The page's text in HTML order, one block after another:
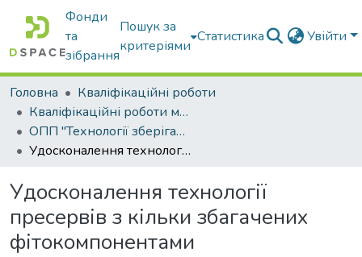
Фонди
та
зібрання
Пошук за
критеріями
Статистика Увійти
Головна
Кваліфікаційні роботи
Кваліфікаційні роботи магістрів
ОПП "Технології зберігання та переробки водних біоресурсів"
Удосконалення технології пресервів з кільки збагачених фітокомпонентами
Удосконалення технології
пресервів з кільки збагачених
фітокомпонентами